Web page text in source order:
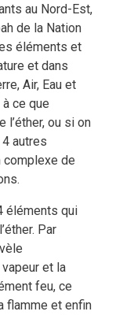
au Nord-Est,
de la Nation
éléments et
et dans
Air, Eau et
ce que
l’éther, ou si on
autres
complexe de
éléments qui
Par
et la
feu, ce
flamme et enfin